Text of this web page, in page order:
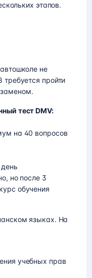
этапов.
не
требуется пройти
тест DMV:
на 40 вопросов
но после 3
обучения
языках. На
учебных прав